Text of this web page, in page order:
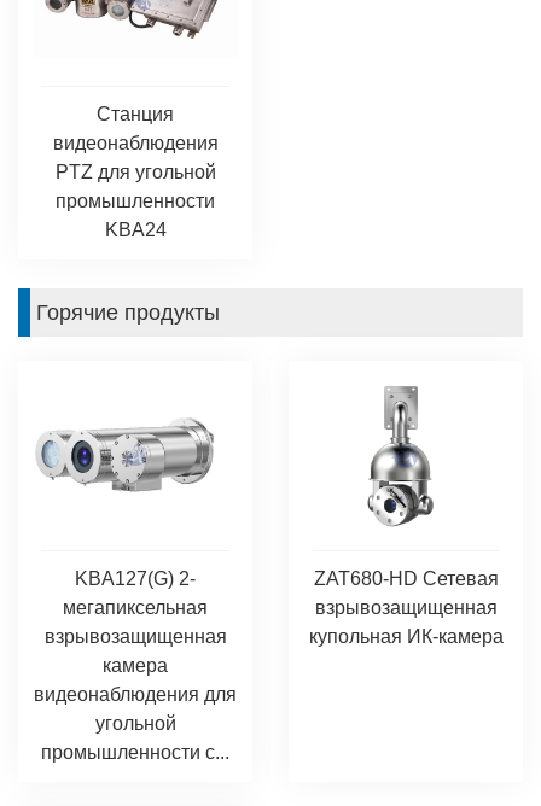
Станция
видеонаблюдения
PTZ для угольной
промышленности
KBA24
Горячие продукты
KBA127(G) 2-
мегапиксельная
взрывозащищенная
камера
видеонаблюдения для
угольной
промышленности с...
ZAT680-HD Сетевая
взрывозащищенная
купольная ИК-камера